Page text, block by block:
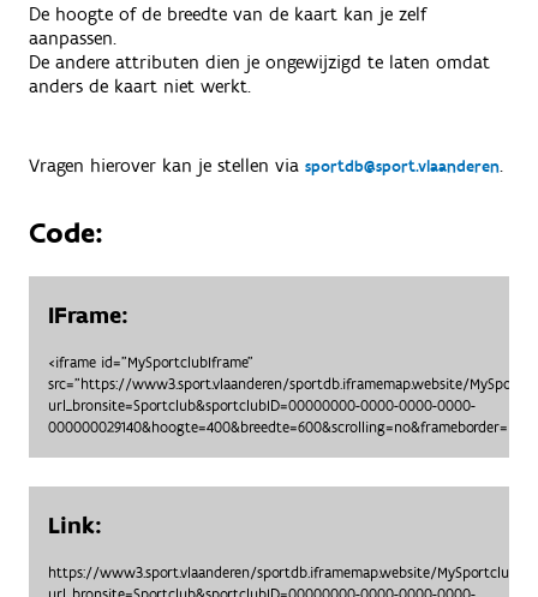
De hoogte of de breedte van de kaart kan je zelf
aanpassen.
De andere attributen dien je ongewijzigd te laten omdat
anders de kaart niet werkt.
Vragen hierover kan je stellen via sportdb@sport.vlaanderen.
Code:
IFrame:
<iframe id="MySportclubIframe"
src="https://www3.sport.vlaanderen/sportdb.iframemap.website/
url_bronsite=Sportclub&sportclubID=00000000-0000-0000-0000-
Link:
https://www3.sport.vlaanderen/sportdb.iframemap.website/